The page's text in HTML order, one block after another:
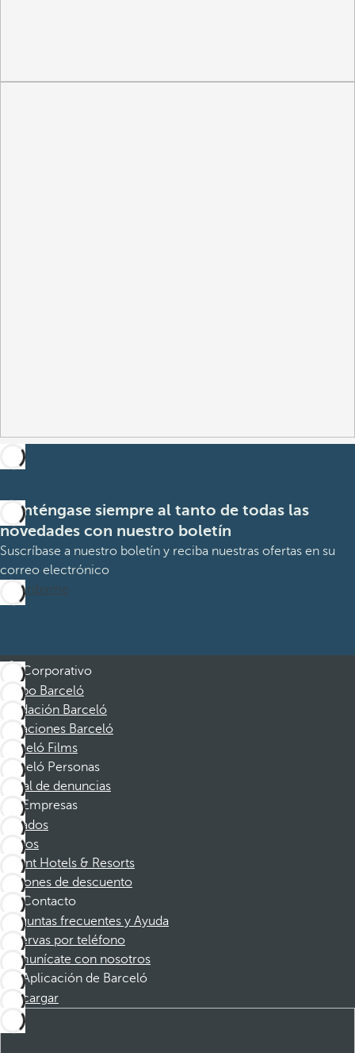
Manténgase siempre al tanto de todas las
novedades con nuestro boletín
Suscríbase a nuestro boletín y reciba nuestras ofertas en su
correo electrónico
Suscribirme
Corporativo
Grupo Barceló
Fundación Barceló
Vacaciones Barceló
Barceló Films
Barceló Personas
Canal de denuncias
Empresas
Afiliados
Socios
Dorint Hotels & Resorts
Cupones de descuento
Contacto
Preguntas frecuentes y Ayuda
Reservas por teléfono
Comunícate con nosotros
Aplicación de Barceló
Descargar